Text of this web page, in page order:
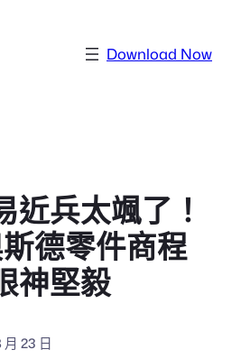
Download Now
近兵太颯了！
德零件商程
神堅毅
23 日